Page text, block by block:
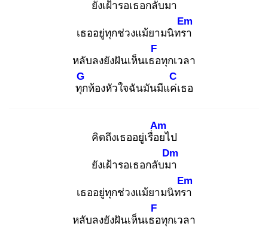
ยังเฝ้ารอเธอกลับมา
เธออยู่ทุกช่วงแม้ยามนิทรา
Em
หลับลงยังฝันเห็นเธอ
F
ทุกเวลา
ทุก
G
ห้องหัวใจฉันมันมีแค่เ
C
ธอ
คิดถึงเธออยู่เรื่อย
Am
ไป
ยังเฝ้ารอเธอกลับมา
Dm
เธออยู่ทุกช่วงแม้ยามนิทรา
Em
หลับลงยังฝันเห็นเธอ
F
ทุกเวลา